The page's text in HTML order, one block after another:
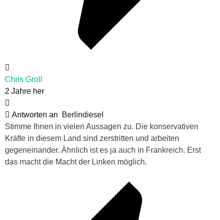
Chris Groll
2 Jahre her
Antworten an
Berlindiesel
Stimme Ihnen in vielen Aussagen zu. Die konservativen
Kräfte in diesem Land sind zerstritten und arbeiten
gegeneinander. Ähnlich ist es ja auch in Frankreich. Erst
das macht die Macht der Linken möglich.